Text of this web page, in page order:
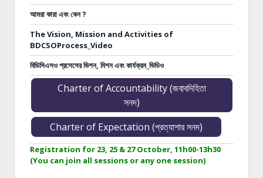
আমরা কারা এবং কেন ?
The Vision, Mission and Activities of
BDCSOProcess_Video
বিডিসিএসও প্রসেসের ভিশন, মিশন এবং কার্যক্রম_ভিডিও
Charter of Accountability (জবাবদিহিতা
সনদ)
Charter of Expectation (প্রত্যাশার সনদ)
Registration for 23, 25 & 27 October, 11h00-13h30
(You can join all sessions or any one session)